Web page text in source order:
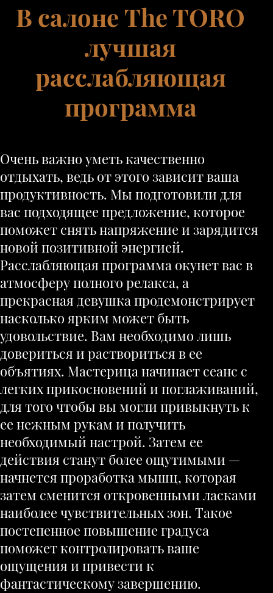
В салоне The TORO
лучшая
расслабляющая
программа
Очень важно уметь качественно
отдыхать, ведь от этого зависит ваша
продуктивность. Мы подготовили для
вас подходящее предложение, которое
поможет снять напряжение и зарядится
новой позитивной энергией.
Расслабляющая программа окунет вас в
атмосферу полного релакса, а
прекрасная девушка продемонстрирует
насколько ярким может быть
удовольствие. Вам необходимо лишь
довериться и раствориться в ее
объятиях. Мастерица начинает сеанс с
легких прикосновений и поглаживаний,
для того чтобы вы могли привыкнуть к
ее нежным рукам и получить
необходимый настрой. Затем ее
действия станут более ощутимыми —
начнется проработка мышц, которая
затем сменится откровенными ласками
наиболее чувствительных зон. Такое
постепенное повышение градуса
поможет контролировать ваше
ощущения и привести к
фантастическому завершению.